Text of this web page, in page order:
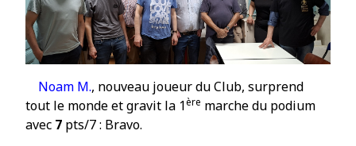
Noam M., nouveau joueur du Club, surprend
tout le monde et gravit la 1ère marche du podium
avec 7 pts/7 : Bravo.